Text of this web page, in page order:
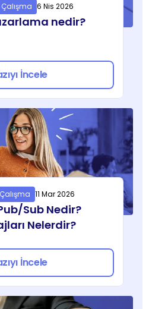
6 Nis 2026
nedir?
İncele
11 Mar 2026
Sub Nedir?
Nelerdir?
İncele